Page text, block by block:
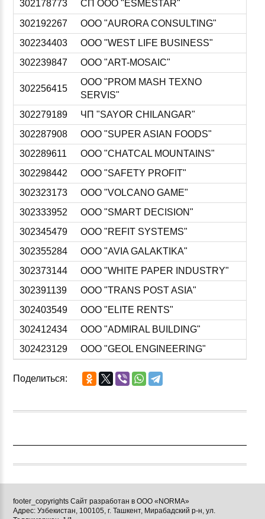
302178773
СП ООО "ESMESTAR"
302192267
ООО "AURORA CONSULTING"
302234403
ООО "WEST LIFE BUSINESS"
302239847
ООО "ART-MOSAIC"
302256415
ООО "PROM MASH TEXNO
SERVIS"
302279189
ЧП "SAYOR CHILANGAR"
302287908
ООО "SUPER ASIAN FOODS"
302289611
ООО "CHATCAL MOUNTAINS"
302298442
ООО "SAFETY PROFIT"
302323173
ООО "VOLCANO GAME"
302333952
ООО "SMART DECISION"
302345479
ООО "REFIT SYSTEMS"
302355284
ООО "AVIA GALAKTIKA"
302373144
ООО "WHITE PAPER INDUSTRY"
302391139
ООО "TRANS POST ASIA"
302403549
ООО "ELITE RENTS"
302412434
ООО "ADMIRAL BUILDING"
302423129
ООО "GEOL ENGINEERING"
Поделиться:
footer_copyrights Сайт разработан в ООО «NORMA»
Адрес: Узбекистан, 100105, г. Ташкент, Мирабадский р-н, ул.